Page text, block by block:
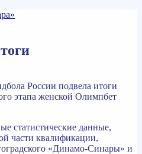
России подвела итоги
этапа женской Олимпбет
статистические данные,
части квалификации,
«Динамо-Синары» и